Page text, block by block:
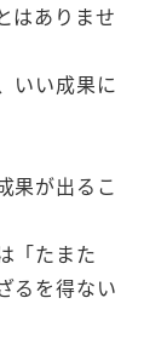
はありませ
いい成果に
果が出るこ
「たまた
るを得ない